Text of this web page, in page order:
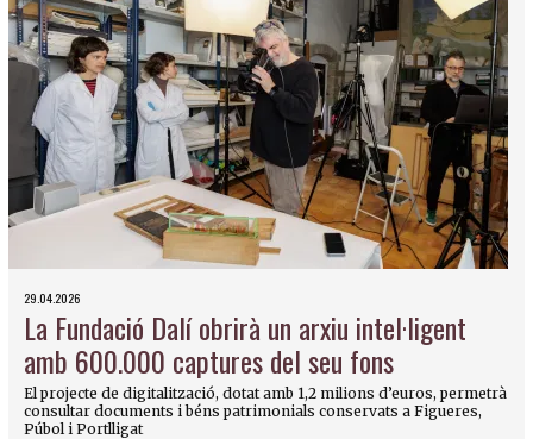
29.04.2026
La Fundació Dalí obrirà un arxiu intel·ligent
amb 600.000 captures del seu fons
El projecte de digitalització, dotat amb 1,2 milions d’euros, permetrà
consultar documents i béns patrimonials conservats a Figueres,
Púbol i Portlligat